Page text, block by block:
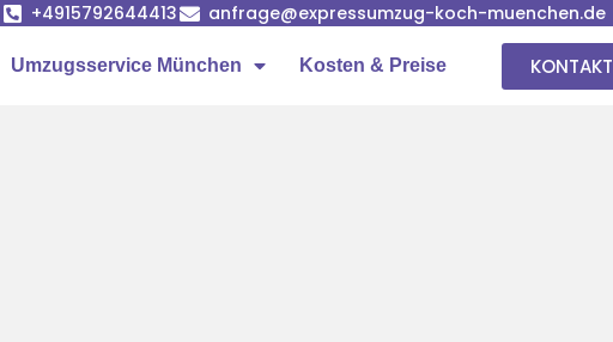
+4915792644413 anfrage@expressumzug-koch-muenchen.de
Umzugsservice München Kosten & Preise KONTAKT